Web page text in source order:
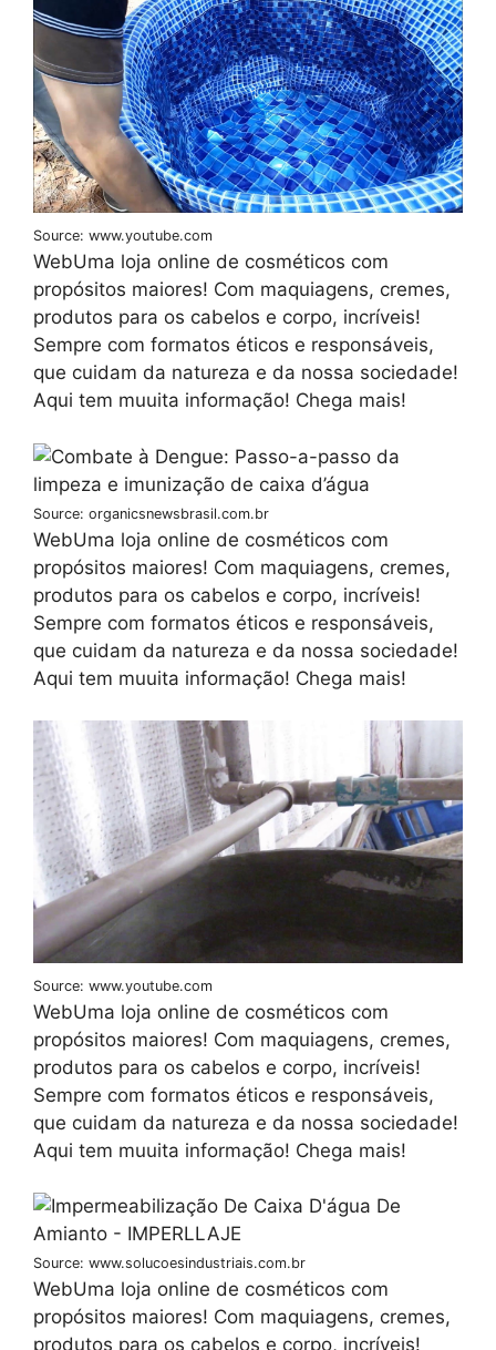
Source: www.youtube.com
WebUma loja online de cosméticos com
propósitos maiores! Com maquiagens, cremes,
produtos para os cabelos e corpo, incríveis!
Sempre com formatos éticos e responsáveis,
que cuidam da natureza e da nossa sociedade!
Aqui tem muuita informação! Chega mais!
Source: organicsnewsbrasil.com.br
WebUma loja online de cosméticos com
propósitos maiores! Com maquiagens, cremes,
produtos para os cabelos e corpo, incríveis!
Sempre com formatos éticos e responsáveis,
que cuidam da natureza e da nossa sociedade!
Aqui tem muuita informação! Chega mais!
Source: www.youtube.com
WebUma loja online de cosméticos com
propósitos maiores! Com maquiagens, cremes,
produtos para os cabelos e corpo, incríveis!
Sempre com formatos éticos e responsáveis,
que cuidam da natureza e da nossa sociedade!
Aqui tem muuita informação! Chega mais!
Source: www.solucoesindustriais.com.br
WebUma loja online de cosméticos com
propósitos maiores! Com maquiagens, cremes,
produtos para os cabelos e corpo, incríveis!